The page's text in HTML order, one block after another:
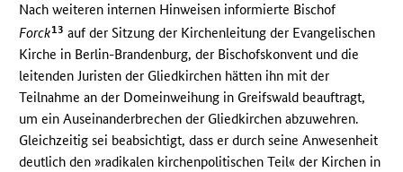
Nach weiteren internen Hinweisen informierte Bischof
Forck13 auf der Sitzung der Kirchenleitung der Evangelischen
Kirche in Berlin-Brandenburg, der Bischofskonvent und die
leitenden Juristen der Gliedkirchen hätten ihn mit der
Teilnahme an der Domeinweihung in Greifswald beauftragt,
um ein Auseinanderbrechen der Gliedkirchen abzuwehren.
Gleichzeitig sei beabsichtigt, dass er durch seine Anwesenheit
deutlich den »radikalen kirchenpolitischen Teil« der Kirchen in